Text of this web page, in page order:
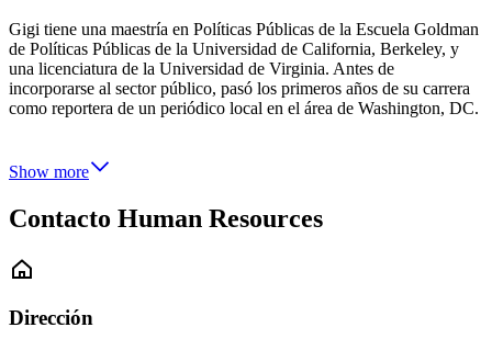
Gigi tiene una maestría en Políticas Públicas de la Escuela Goldman
de Políticas Públicas de la Universidad de California, Berkeley, y
una licenciatura de la Universidad de Virginia. Antes de
incorporarse al sector público, pasó los primeros años de su carrera
como reportera de un periódico local en el área de Washington, DC.
Show more
Contacto Human Resources
Dirección